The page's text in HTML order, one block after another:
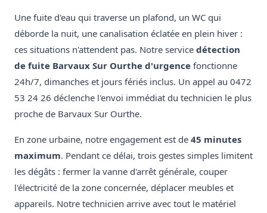
Une fuite d'eau qui traverse un plafond, un WC qui
déborde la nuit, une canalisation éclatée en plein hiver :
ces situations n'attendent pas. Notre service détection
de fuite Barvaux Sur Ourthe d'urgence fonctionne
24h/7, dimanches et jours fériés inclus. Un appel au 0472
53 24 26 déclenche l'envoi immédiat du technicien le plus
proche de Barvaux Sur Ourthe.
En zone urbaine, notre engagement est de 45 minutes
maximum. Pendant ce délai, trois gestes simples limitent
les dégâts : fermer la vanne d'arrêt générale, couper
l'électricité de la zone concernée, déplacer meubles et
appareils. Notre technicien arrive avec tout le matériel